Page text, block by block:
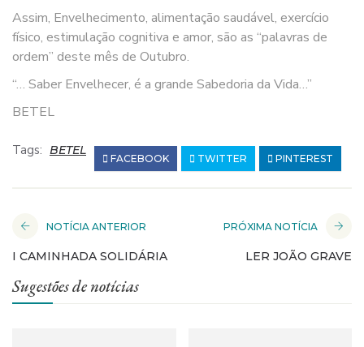
Assim, Envelhecimento, alimentação saudável, exercício
físico, estimulação cognitiva e amor, são as “palavras de
ordem” deste mês de Outubro.
“… Saber Envelhecer, é a grande Sabedoria da Vida…”
BETEL
Tags: BETEL
FACEBOOK TWITTER PINTEREST
NOTÍCIA ANTERIOR
I CAMINHADA SOLIDÁRIA
PRÓXIMA NOTÍCIA
LER JOÃO GRAVE
Sugestões de notícias